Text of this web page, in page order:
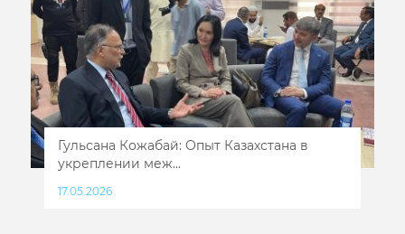
Гульсана Кожабай: Опыт Казахстана в
укреплении меж...
17.05.2026